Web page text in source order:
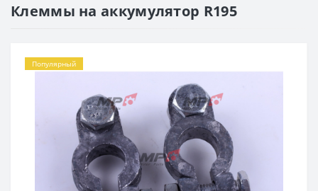
Клеммы на аккумулятор R195
Популярный